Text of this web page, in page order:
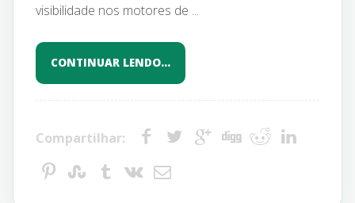
visibilidade nos motores de ...
CONTINUAR LENDO…
Compartilhar: